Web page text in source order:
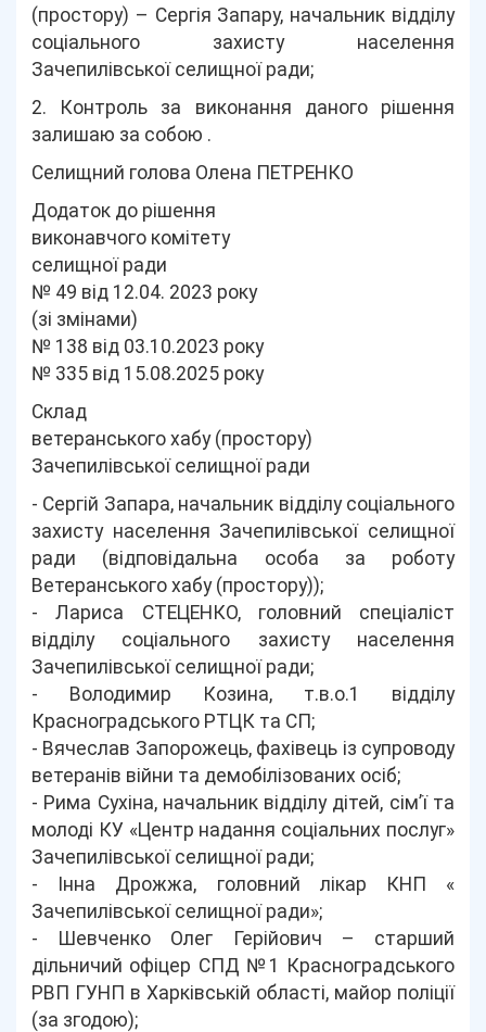
(простору) – Сергія Запару, начальник відділу
соціального захисту населення
Зачепилівської селищної ради;
2. Контроль за виконання даного рішення
залишаю за собою .
Селищний голова Олена ПЕТРЕНКО
Додаток до рішення
виконавчого комітету
селищної ради
№ 49 від 12.04. 2023 року
(зі змінами)
№ 138 від 03.10.2023 року
№ 335 від 15.08.2025 року
Склад
ветеранського хабу (простору)
Зачепилівської селищної ради
- Сергій Запара, начальник відділу соціального
захисту населення Зачепилівської селищної
ради (відповідальна особа за роботу
Ветеранського хабу (простору));
- Лариса СТЕЦЕНКО, головний спеціаліст
відділу соціального захисту населення
Зачепилівської селищної ради;
- Володимир Козина, т.в.о.1 відділу
Красноградського РТЦК та СП;
- Вячеслав Запорожець, фахівець із супроводу
ветеранів війни та демобілізованих осіб;
- Рима Сухіна, начальник відділу дітей, сім’ї та
молоді КУ «Центр надання соціальних послуг»
Зачепилівської селищної ради;
- Інна Дрожжа, головний лікар КНП «
Зачепилівської селищної ради»;
- Шевченко Олег Герійович – старший
дільничий офіцер СПД №1 Красноградського
РВП ГУНП в Харківській області, майор поліції
(за згодою);